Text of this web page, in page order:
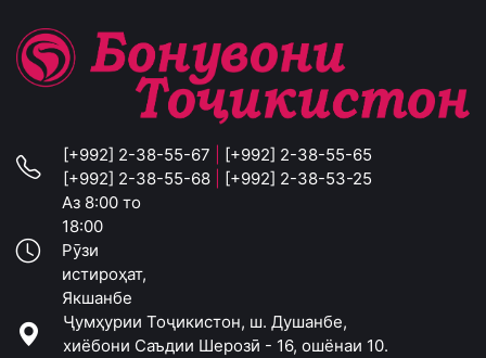
[+992] 2-38-55-67
[+992] 2-38-55-65
[+992] 2-38-55-68
[+992] 2-38-53-25
Аз 8:00 то
18:00
Рӯзи
истироҳат,
Якшанбе
Ҷумҳурии Тоҷикистон, ш. Душанбе,
хиёбони Саъдии Шерозӣ - 16, ошёнаи 10.